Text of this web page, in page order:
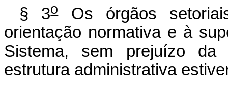
§ 3oOs órgãos
orientação normativa e à
Sistema, sem prejuízo
estrutura administrativa